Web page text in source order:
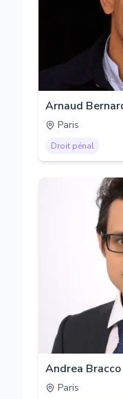
Arnaud
Paris
Droit pénal
Andrea Bracco
Paris